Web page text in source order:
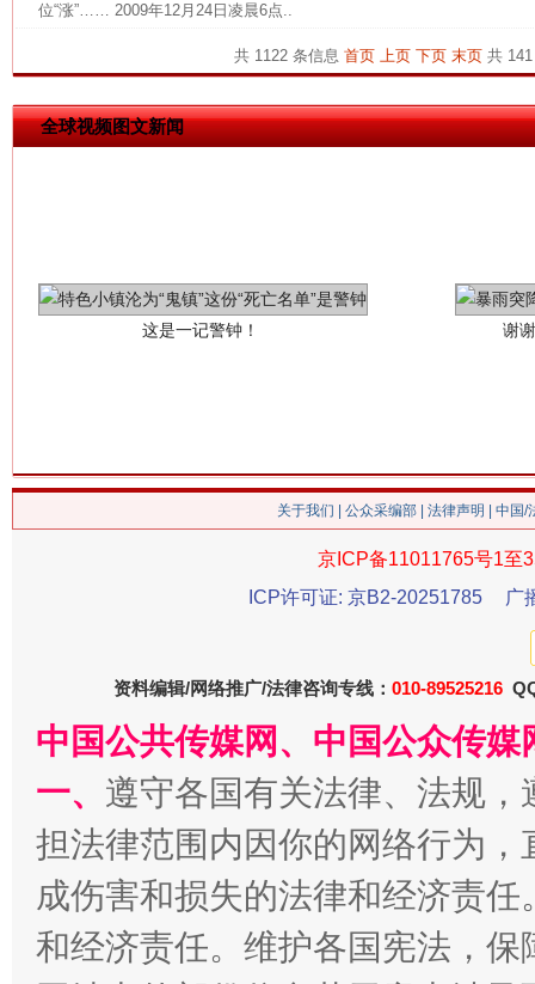
位“涨”…… 2009年12月24日凌晨6点..
共 1122 条信息 首页 上页 下页 末页共 141
全球视频图文新闻
今
习近平的博鳌关键词
魏明亮
关于我们 公众采编部 法律声明 | 中国
京ICP备11011765号1至
ICP许可证: 京B2-20251785
广
资料编辑/网络推广/法律咨询专线： 010-89525216
中国公共传媒网、中国公众传
一、 遵守各国有关法律、法规
担法律范围内因你的网络行为
成伤害和损失的法律和经济责
和经济责任。维护各国宪法，